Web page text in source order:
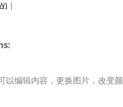
|
以编辑内容，更换图片，改变颜